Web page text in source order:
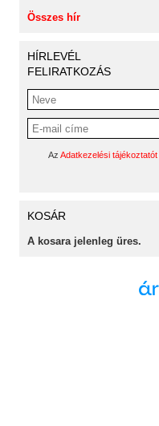
Összes hír
HÍRLEVÉL
FELIRATKOZÁS
Az Adatkezelési tájékoztatót
KOSÁR
A kosara jelenleg üres.